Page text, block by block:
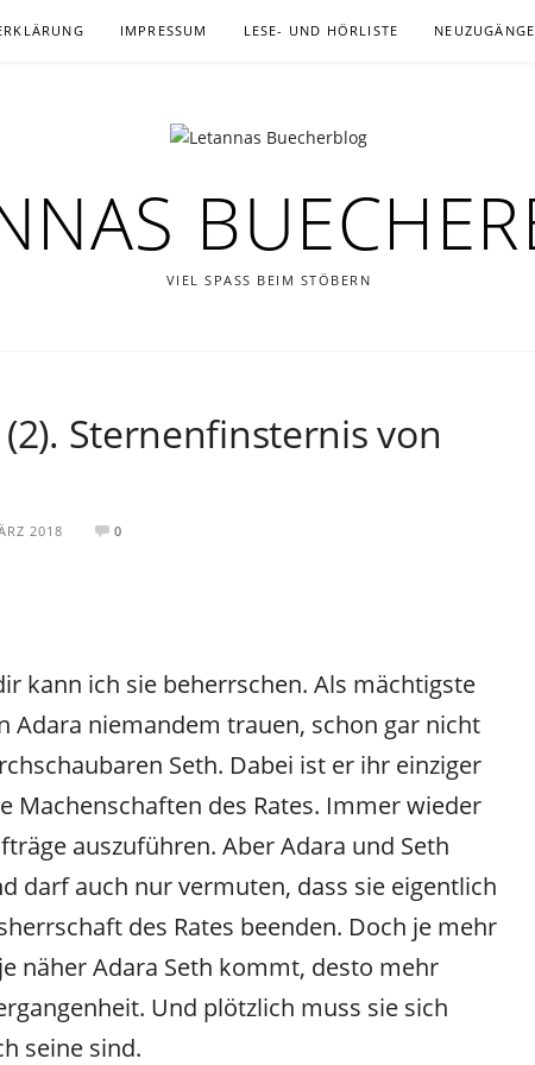
IMPRESSUM LESE- UND HÖRLISTE NEUZUGÄNGE
VIEL SPASS BEIM STÖBERN
Sternenfinsternis von
2018 0
kann ich sie beherrschen. Als mächtigste
Adara niemandem trauen, schon gar nicht
Seth. Dabei ist er ihr einziger
Machenschaften des Rates. Immer wieder
auszuführen. Aber Adara und Seth
darf auch nur vermuten, dass sie eigentlich
des Rates beenden. Doch je mehr
näher Adara Seth kommt, desto mehr
Und plötzlich muss sie sich
seine sind.